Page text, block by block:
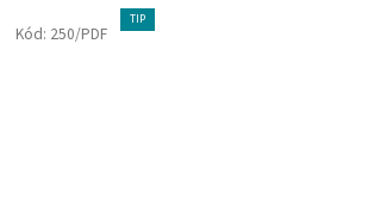
Kód: 250/PDF
TIP